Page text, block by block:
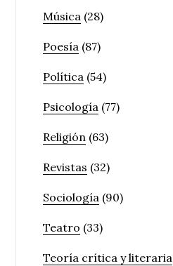
Música (28)
Poesía (87)
Política (54)
Psicología (77)
Religión (63)
Revistas (32)
Sociología (90)
Teatro (33)
Teoría crítica y literaria